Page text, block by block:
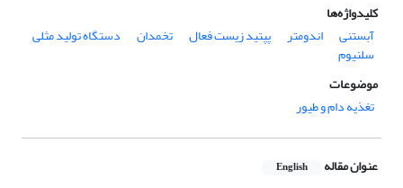
کلیدواژه‌ها
آبستنی
اندومتر پپتید زیست فعال تخمدان دستگاه تولید مثلی
سلنیوم
موضوعات
تغذیه دام و طیور
عنوان مقاله English